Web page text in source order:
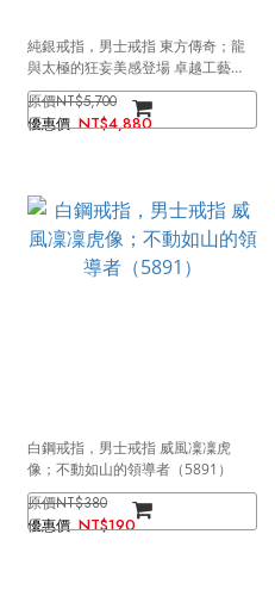
純銀戒指，男士戒指 東方傳奇；龍
與太極的狂妄美感登場 卓越工藝
（6036）
NT$5,700
NT$4,880
白鋼戒指，男士戒指 威風凜凜虎
像；不動如山的領導者（5891）
NT$380
NT$190